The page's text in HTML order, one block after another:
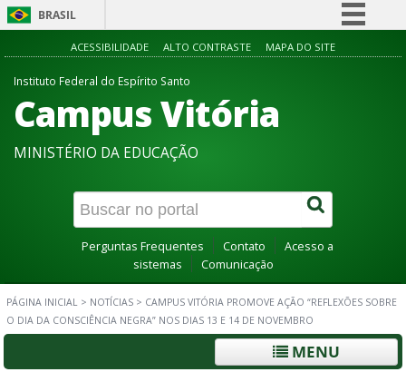
BRASIL
Simplifique!
Acesso à informação
Canais
ACESSIBILIDADE ALTO CONTRASTE MAPA DO SITE
Instituto Federal do Espírito Santo
Campus Vitória
MINISTÉRIO DA EDUCAÇÃO
Perguntas Frequentes Contato
Acesso a
sistemas
Comunicação
PÁGINA INICIAL > NOTÍCIAS > CAMPUS VITÓRIA PROMOVE AÇÃO “REFLEXÕES SOBRE
O DIA DA CONSCIÊNCIA NEGRA” NOS DIAS 13 E 14 DE NOVEMBRO
MENU